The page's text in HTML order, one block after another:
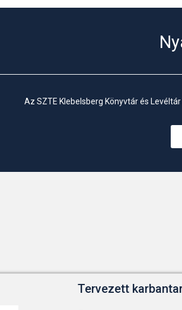
Az SZTE Klebelsberg Könyvtár és
Tervezett